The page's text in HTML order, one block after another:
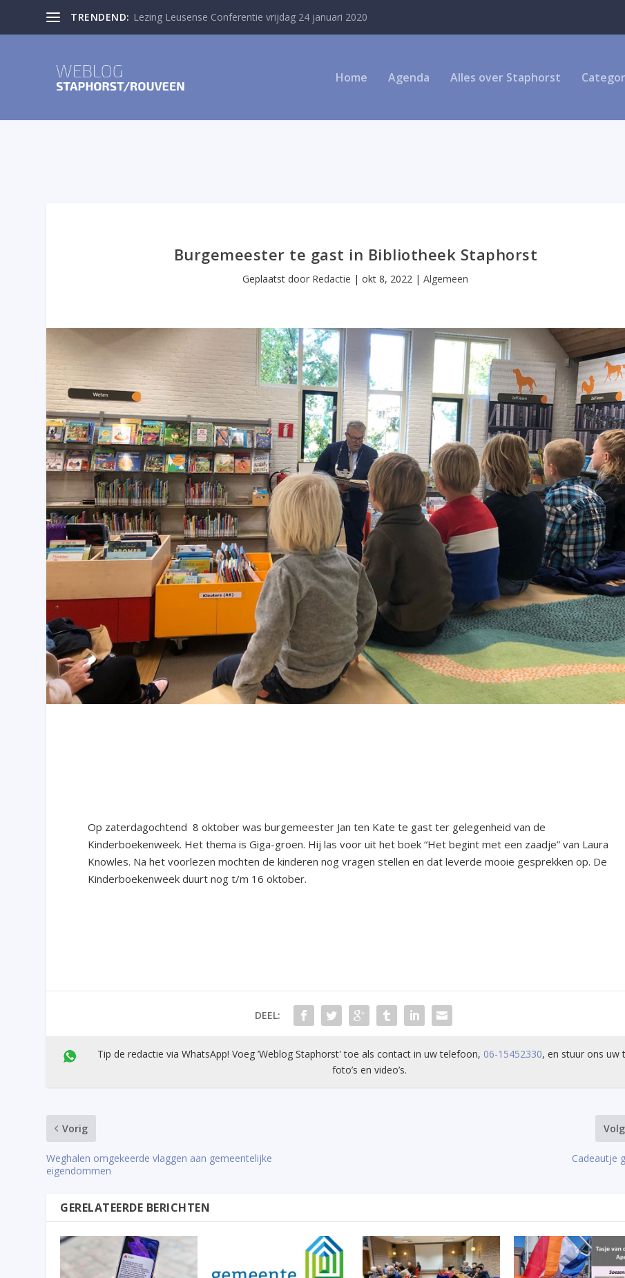
TRENDEND: Lezing Leusense Conferentie vrijdag 24 januari 2020
Home Agenda Alles over Staphorst
Burgemeester te gast in Bibliotheek Staphorst
Geplaatst door Redactie |okt 8, 2022 |Algemeen
Op zaterdagochtend 8 oktober was burgemeester Jan ten Kate te gast ter gelegenheid van de
Kinderboekenweek. Het thema is Giga-groen. Hij las voor uit het boek “Het begint met een zaadje” van Laura
Knowles. Na het voorlezen mochten de kinderen nog vragen stellen en dat leverde mooie gesprekken op. De
Kinderboekenweek duurt nog t/m 16 oktober.
DEEL:
Tip de redactie via WhatsApp! Voeg ’Weblog Staphorst' toe als contact in uw telefoon, 06-15452330, en stuur ons uw
foto’s en video’s.
Vorig
Weghalen omgekeerde vlaggen aan gemeentelijke
eigendommen
Cadeautje
GERELATEERDE BERICHTEN